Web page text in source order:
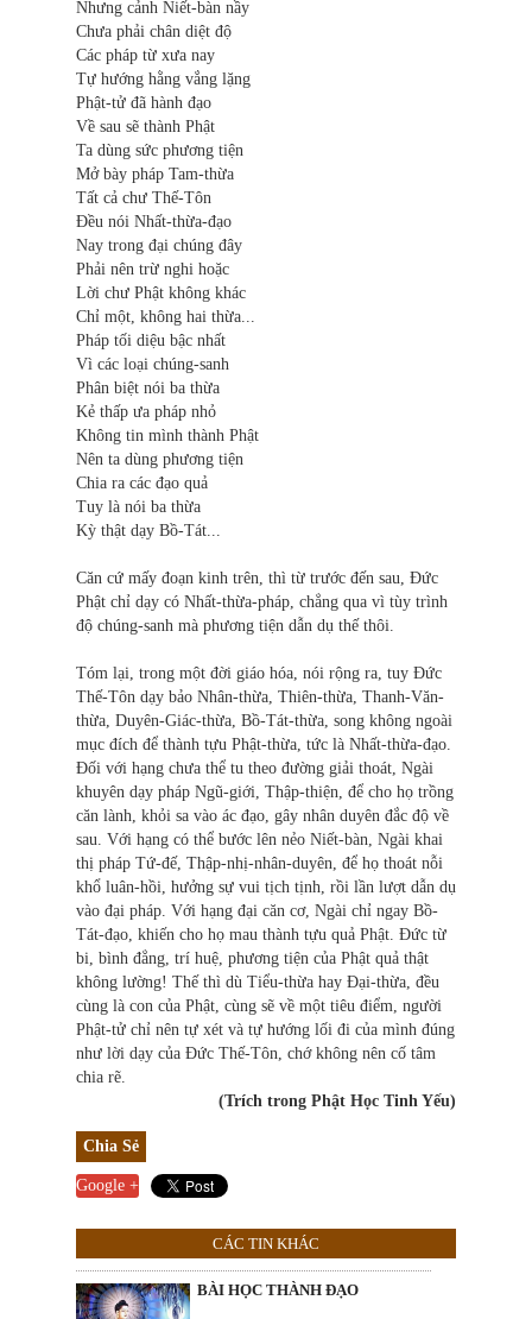
Nhưng cảnh Niết-bàn nầy
Chưa phải chân diệt độ
Các pháp từ xưa nay
Tự hướng hằng vắng lặng
Phật-tử đã hành đạo
Về sau sẽ thành Phật
Ta dùng sức phương tiện
Mở bày pháp Tam-thừa
Tất cả chư Thế-Tôn
Đều nói Nhất-thừa-đạo
Nay trong đại chúng đây
Phải nên trừ nghi hoặc
Lời chư Phật không khác
Chỉ một, không hai thừa...
Pháp tối diệu bậc nhất
Vì các loại chúng-sanh
Phân biệt nói ba thừa
Kẻ thấp ưa pháp nhỏ
Không tin mình thành Phật
Nên ta dùng phương tiện
Chia ra các đạo quả
Tuy là nói ba thừa
Kỳ thật dạy Bồ-Tát...
Căn cứ mấy đoạn kinh trên, thì từ trước đến sau, Đức
Phật chỉ dạy có Nhất-thừa-pháp, chẳng qua vì tùy trình
độ chúng-sanh mà phương tiện dẫn dụ thế thôi.
Tóm lại, trong một đời giáo hóa, nói rộng ra, tuy Ðức
Thế-Tôn dạy bảo Nhân-thừa, Thiên-thừa, Thanh-Văn-
thừa, Duyên-Giác-thừa, Bồ-Tát-thừa, song không ngoài
mục đích để thành tựu Phật-thừa, tức là Nhất-thừa-đạo.
Đối với hạng chưa thể tu theo đường giải thoát, Ngài
khuyên dạy pháp Ngũ-giới, Thập-thiện, để cho họ trồng
căn lành, khỏi sa vào ác đạo, gây nhân duyên đắc độ về
sau. Với hạng có thể bước lên nẻo Niết-bàn, Ngài khai
thị pháp Tứ-đế, Thập-nhị-nhân-duyên, để họ thoát nỗi
khổ luân-hồi, hưởng sự vui tịch tịnh, rồi lần lượt dẫn dụ
vào đại pháp. Với hạng đại căn cơ, Ngài chỉ ngay Bồ-
Tát-đạo, khiến cho họ mau thành tựu quả Phật. Đức từ
bi, bình đẳng, trí huệ, phương tiện của Phật quả thật
không lường! Thế thì dù Tiểu-thừa hay Đại-thừa, đều
cùng là con của Phật, cùng sẽ về một tiêu điểm, người
Phật-tử chỉ nên tự xét và tự hướng lối đi của mình đúng
như lời dạy của Ðức Thế-Tôn, chớ không nên cố tâm
chia rẽ.
(Trích trong Phật Học Tinh Yếu)
Chia Sẻ
Google +
CÁC TIN KHÁC
BÀI HỌC THÀNH ĐẠO